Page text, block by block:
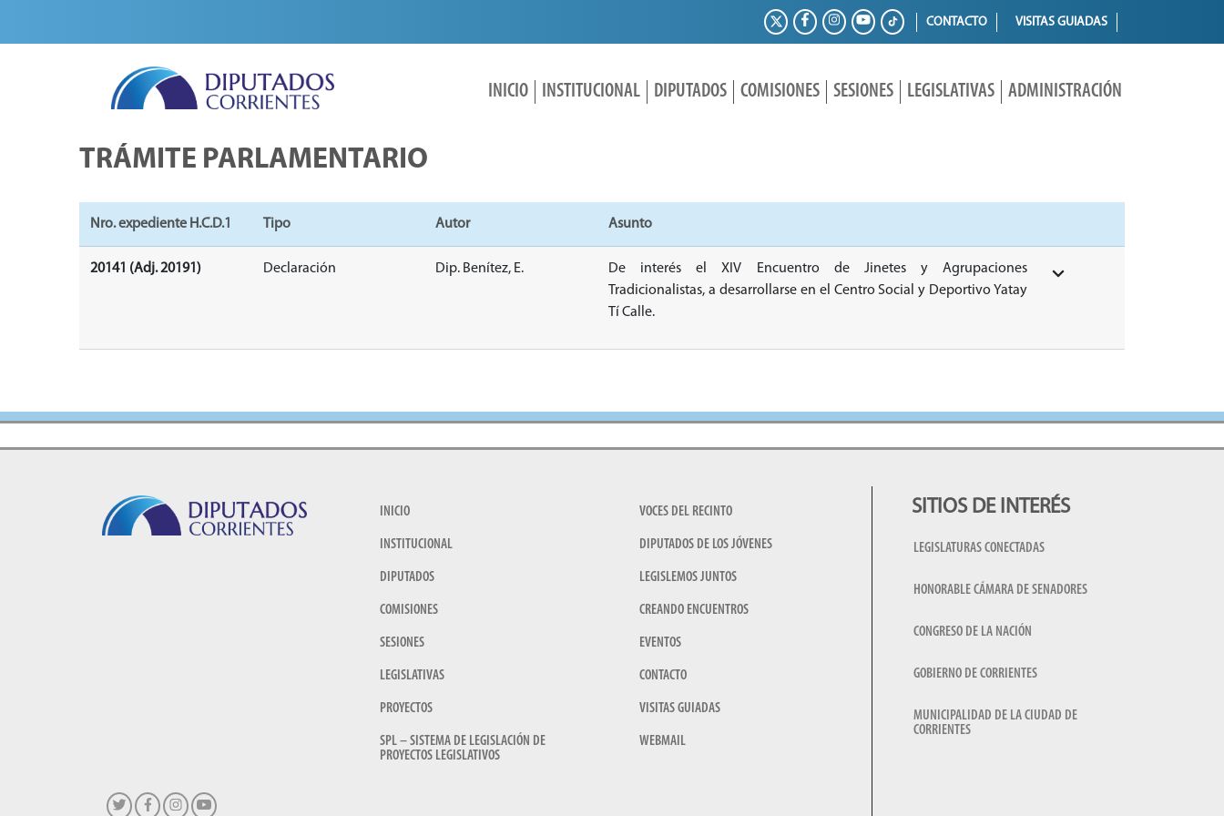
CONTACTO VISITAS GUIADAS
INICIO INSTITUCIONAL DIPUTADOS COMISIONES SESIONES LEGISLATIVAS ADMINISTRACIÓN
TRÁMITE PARLAMENTARIO
Nro. expediente H.C.D.1 Tipo Autor Asunto
20141 (Adj. 20191) Declaración Dip. Benítez, E.
De interés el XIV Encuentro de Jinetes y Agrupaciones
Tradicionalistas, a desarrollarse en el Centro Social y Deportivo Yatay
Tí Calle.
INICIO
INSTITUCIONAL
DIPUTADOS
COMISIONES
SESIONES
LEGISLATIVAS
PROYECTOS
SPL – SISTEMA DE LEGISLACIÓN DE
PROYECTOS LEGISLATIVOS
VOCES DEL RECINTO
DIPUTADOS DE LOS JÓVENES
LEGISLEMOS JUNTOS
CREANDO ENCUENTROS
EVENTOS
CONTACTO
VISITAS GUIADAS
WEBMAIL
SITIOS DE INTERÉS
LEGISLATURAS CONECTADAS
HONORABLE CÁMARA DE SENADORES
CONGRESO DE LA NACIÓN
GOBIERNO DE CORRIENTES
MUNICIPALIDAD DE LA CIUDAD DE
CORRIENTES